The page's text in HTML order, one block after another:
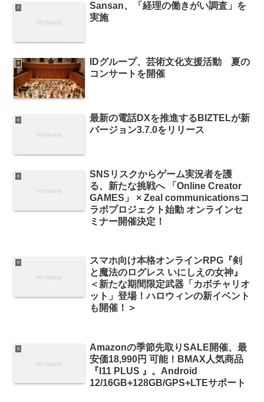
it
Sansan、「経理の働きがい調査」を
実施
it
IDグループ、芸術文化支援活動 夏の
コンサートを開催
it
最新の電話DXを推進するBIZTELが新
バージョン3.7.0をリリース
it
SNSリスクからゲーム実況者を護
る、新たな挑戦へ 「Online Creator
GAMES」 × Zeal communicationsコ
ラボプロジェクト始動 オンラインセ
ミナー開催決定！
it
スマホ向け本格オンラインRPG『剣
と魔法のログレス いにしえの女神』
＜新たな期間限定武器「カボチャリオ
ット」登場！ハロウィンの新イベント
も開催！＞
it
Amazonの季節先取りSALE開催、最
安価18,990円 可能！BMAX人気商品
『I11 PLUS 』。Android
12/16GB+128GB/GPS+LTEサポート